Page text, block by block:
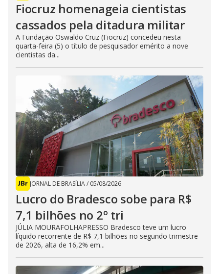
Fiocruz homenageia cientistas
cassados pela ditadura militar
A Fundação Oswaldo Cruz (Fiocruz) concedeu nesta
quarta-feira (5) o título de pesquisador emérito a nove
cientistas da...
JORNAL DE BRASÍLIA/ 05/08/2026
Lucro do Bradesco sobe para R$
7,1 bilhões no 2º tri
JÚLIA MOURAFOLHAPRESSO Bradesco teve um lucro
líquido recorrente de R$ 7,1 bilhões no segundo trimestre
de 2026, alta de 16,2% em...